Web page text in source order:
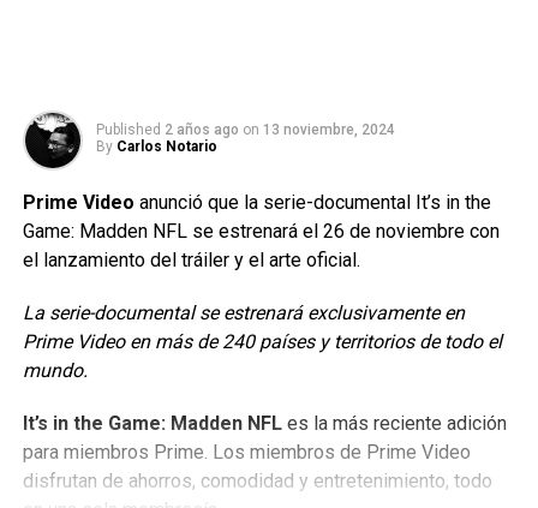
Published 2 años ago on 13 noviembre, 2024
By Carlos Notario
Prime Video anunció que la serie-documental It’s in the
Game: Madden NFL se estrenará el 26 de noviembre con
el lanzamiento del tráiler y el arte oficial.
La serie-documental se estrenará exclusivamente en
Prime Video en más de 240 países y territorios de todo el
mundo.
It’s in the Game: Madden NFLes la más reciente adición
para miembros Prime. Los miembros de Prime Video
disfrutan de ahorros, comodidad y entretenimiento, todo